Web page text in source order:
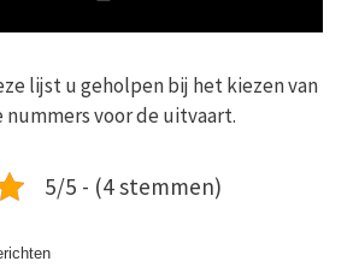
lijst u geholpen bij het kiezen van
nummers voor de uitvaart.
5/5 - (4 stemmen)